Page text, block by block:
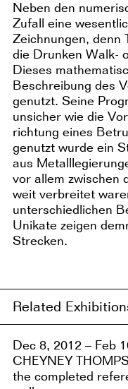
Neben den
Zufall eine
Zeichnungen, denn
die Drunken Walk-
Dieses
Beschreibung des
genutzt. Seine
unsicher wie die
richtung eines
genutzt wurde ein
aus
vor allem zwischen
weit verbreitet
unterschiedlichen
Unikate zeigen
Strecken.
Related
Dec 8, 2012 – Feb
CHEYNEY
the completed